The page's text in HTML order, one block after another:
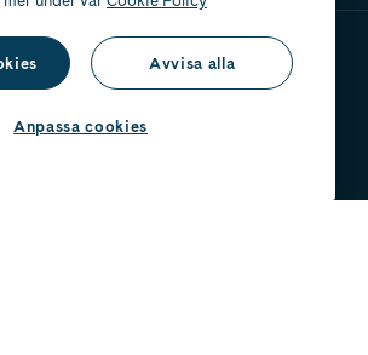
Avvisa alla
Anpassa cookies